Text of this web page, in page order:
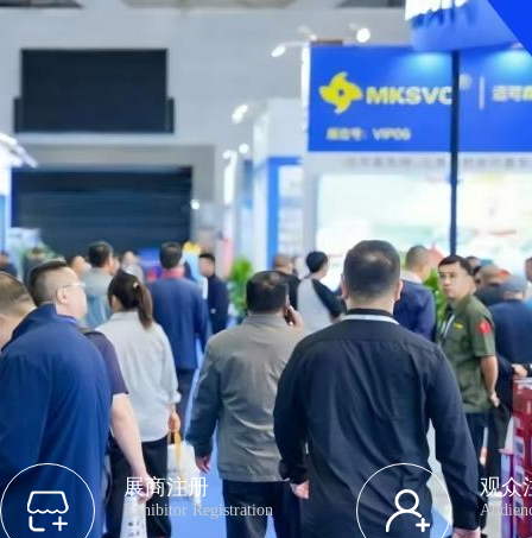
展商注册
Exhibitor Registration
观众